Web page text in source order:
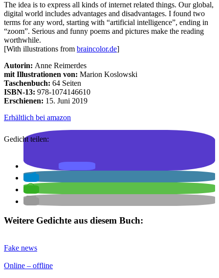
The idea is to express all kinds of internet related things. Our global,
digital world includes advantages and disadvantages. I found two
terms for any word, starting with “artificial intelligence”, ending in
“zoom”. Serious and funny poems and pictures make the reading
worthwhile.
[With illustrations from braincolor.de]
Autorin: Anne Reimerdes
mit Illustrationen von: Marion Koslowski
Taschenbuch: 64 Seiten
ISBN-13: 978-1074146610
Erschienen: 15. Juni 2019
Erhältlich bei amazon
Gedicht teilen:
Weitere Gedichte aus diesem Buch:
Fake news
Online – offline